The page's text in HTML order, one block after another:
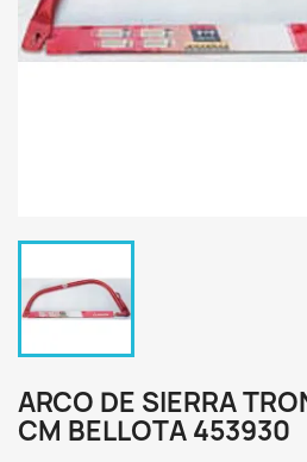
ARCO DE SIERRA
CM BELLOTA 453930